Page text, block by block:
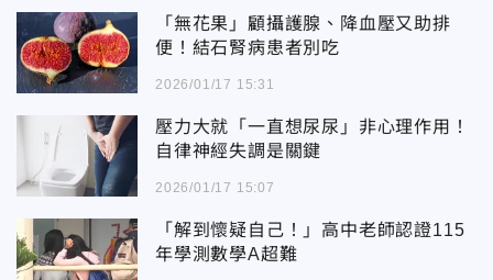
「無花果」顧攝護腺、降血壓又助排
便！結石腎病患者別吃
2026/01/17 15:31
壓力大就「一直想尿尿」非心理作用！
自律神經失調是關鍵
2026/01/17 15:07
「解到懷疑自己！」高中老師認證115
年學測數學A超難